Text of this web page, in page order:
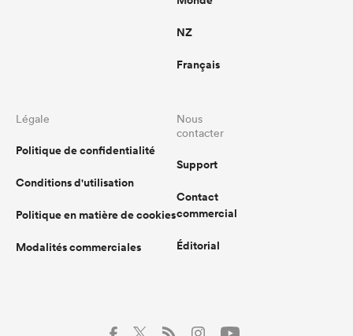
NZ
Français
Légale
Politique de confidentialité
Conditions d'utilisation
Politique en matière de cookies
Modalités commerciales
Nous
contacter
Support
Contact
commercial
Éditorial